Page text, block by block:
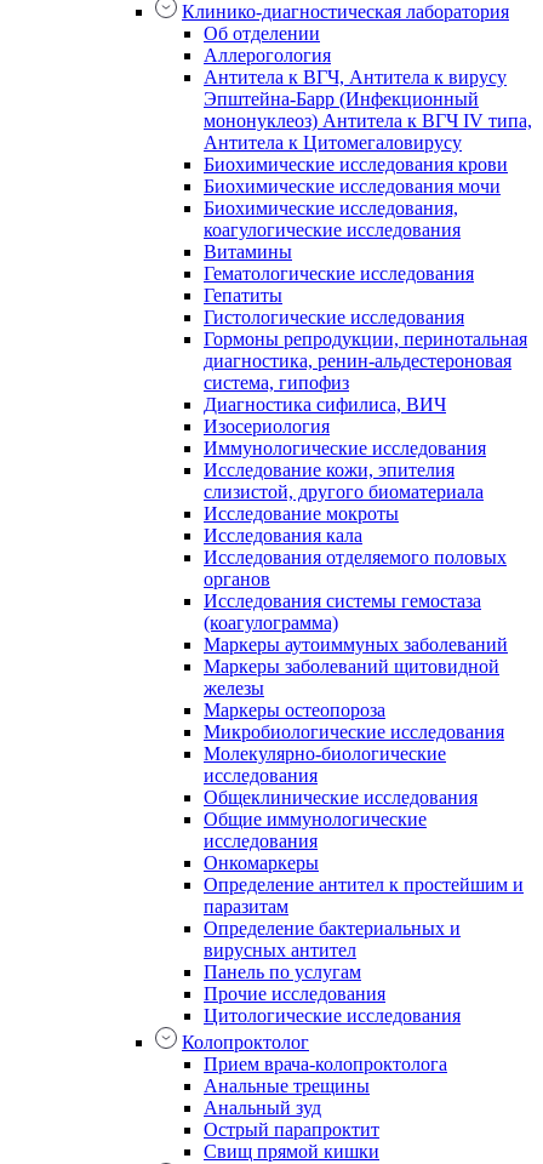
Клинико-диагностическая лаборатория
Об отделении
Аллерогология
Антитела к ВГЧ, Антитела к вирусу
Эпштейна-Барр (Инфекционный
мононуклеоз) Антитела к ВГЧ IV типа,
Антитела к Цитомегаловирусу
Биохимические исследования крови
Биохимические исследования мочи
Биохимические исследования,
коагулогические исследования
Витамины
Гематологические исследования
Гепатиты
Гистологические исследования
Гормоны репродукции, перинотальная
диагностика, ренин-альдестероновая
система, гипофиз
Диагностика сифилиса, ВИЧ
Изосериология
Иммунологические исследования
Исследование кожи, эпителия
слизистой, другого биоматериала
Исследование мокроты
Исследования кала
Исследования отделяемого половых
органов
Исследования системы гемостаза
(коагулограмма)
Маркеры аутоиммуных заболеваний
Маркеры заболеваний щитовидной
железы
Маркеры остеопороза
Микробиологические исследования
Молекулярно-биологические
исследования
Общеклинические исследования
Общие иммунологические
исследования
Онкомаркеры
Определение антител к простейшим и
паразитам
Определение бактериальных и
вирусных антител
Панель по услугам
Прочие исследования
Цитологические исследования
Колопроктолог
Прием врача-колопроктолога
Анальные трещины
Анальный зуд
Острый парапроктит
Свищ прямой кишки